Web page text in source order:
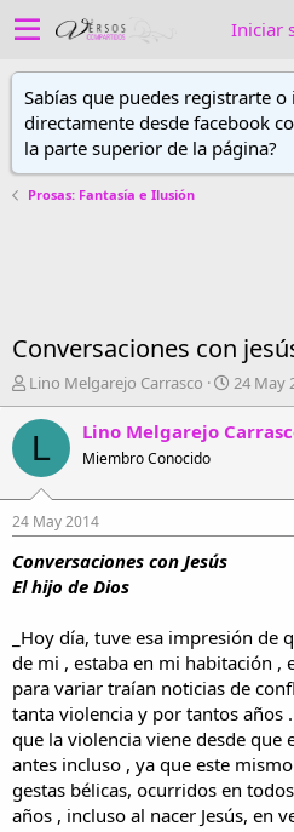
Sabías que puedes registrarte
directamente desde facebook
la parte superior de la página?
Prosas: Fantasía e Ilusión
Conversaciones con
A
u
t
r
d
e
h
i
o
Lino Melgarejo Carrasco
F
e
c
i
o
24 May
L Lino Melgarejo
Miembro Conocido
24 May 2014
Conversaciones con Jesús
El hijo de Dios
_Hoy día, tuve esa impresión de
de mi , estaba en mi habitación ,
para variar traían noticias de
tanta violencia y por tantos años
que la violencia viene desde que
antes incluso , ya que este
gestas bélicas, ocurridos en
años , incluso al nacer Jesús, en